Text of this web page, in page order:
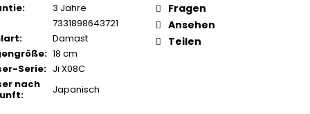
:
3 Jahre
7331898643721
:
Damast
: 18 cm
Serie: Ji X08C
nach
: Japanisch
Fragen
Ansehen
Teilen